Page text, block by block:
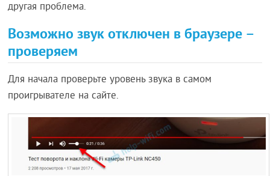
другая проблема.
Возможно звук отключен в браузере –
проверяем
Для начала проверьте уровень звука в самом
проигрывателе на сайте.